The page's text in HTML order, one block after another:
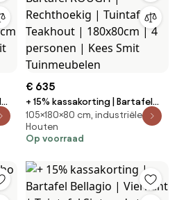
€ 635
+ 15% kassakorting | Bartafel
ROUGH | Rechthoekig | Tuintafel
Teakhout | 180x80cm | 4
personen | Kees Smit
105×180×80 cm, industriële,
Houten
Op voorraad